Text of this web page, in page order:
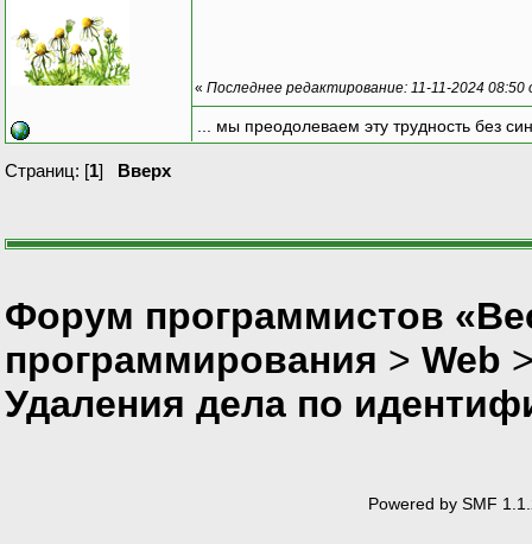
« Последнее редактирование: 11-11-2024 08:50
... мы преодолеваем эту трудность без
Страниц: [1] Вверх
Форум программистов
программирования > Web
Удаления дела по
Powered by SMF